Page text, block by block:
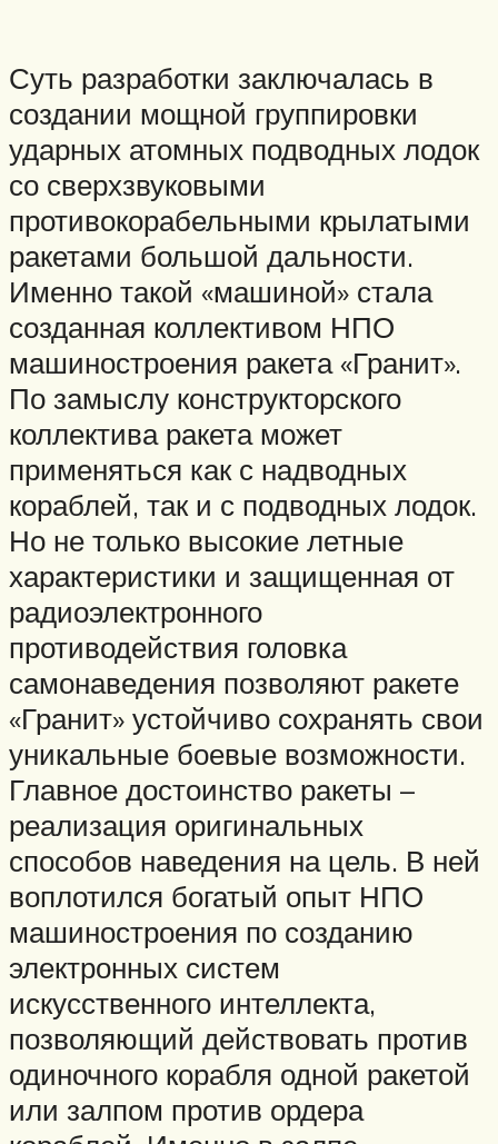
Суть разработки заключалась в
создании мощной группировки
ударных атомных подводных лодок
со сверхзвуковыми
противокорабельными крылатыми
ракетами большой дальности.
Именно такой «машиной» стала
созданная коллективом НПО
машиностроения ракета «Гранит».
По замыслу конструкторского
коллектива ракета может
применяться как с надводных
кораблей, так и с подводных лодок.
Но не только высокие летные
характеристики и защищенная от
радиоэлектронного
противодействия головка
самонаведения позволяют ракете
«Гранит» устойчиво сохранять свои
уникальные боевые возможности.
Главное достоинство ракеты –
реализация оригинальных
способов наведения на цель. В ней
воплотился богатый опыт НПО
машиностроения по созданию
электронных систем
искусственного интеллекта,
позволяющий действовать против
одиночного корабля одной ракетой
или залпом против ордера